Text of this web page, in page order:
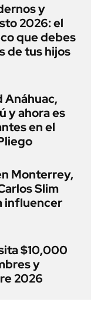
y
2026: el
que debes
de tus hijos
Anáhuac,
y ahora es
en el
Monterrey,
Slim
influencer
$10,000
y
2026